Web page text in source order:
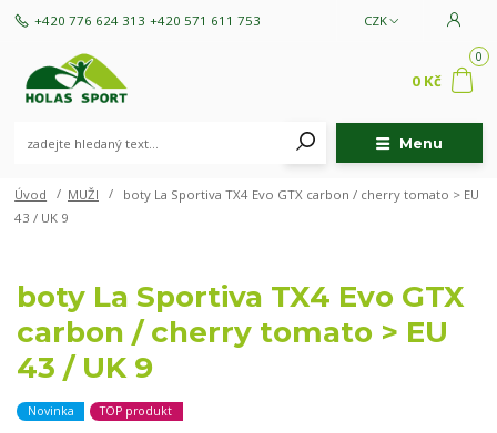
Menu
CZK
+420 776 624 313 +420 571 611 753
0
0 Kč
Úvod MUŽI
boty La Sportiva TX4 Evo GTX carbon / cherry tomato > EU
43 / UK 9
boty La Sportiva TX4 Evo GTX
carbon / cherry tomato > EU
43 / UK 9
Novinka TOP produkt